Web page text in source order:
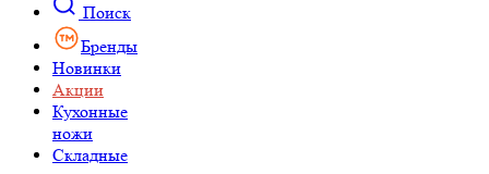
Поиск
Бренды
Новинки
Акции
Кухонные
ножи
Складные